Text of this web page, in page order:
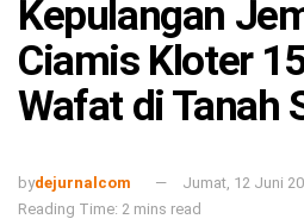
Kepulangan
Ciamis Kloter
Wafat di Tanah
bydejurnalcom
Jumat, 12 Juni
Reading Time: 2 mins read